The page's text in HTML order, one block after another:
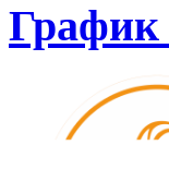
График